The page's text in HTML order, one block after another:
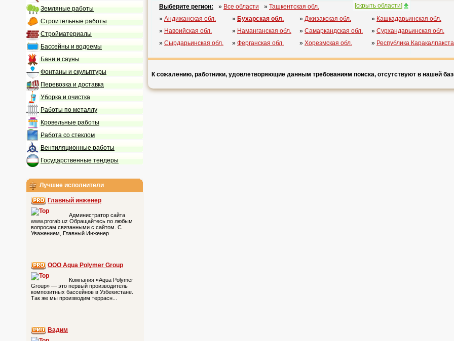
Земляные работы
Строительные работы
Стройматериалы
Бассейны и водоемы
Бани и сауны
Фонтаны и скульптуры
Перевозка и доставка
Уборка и очистка
Работы по металлу
Кровельные работы
Работа со стеклом
Вентиляционные работы
Государственные тендеры
Лучшие исполнители
Главный инженер
Администратор сайта
www.prorab.uz Обращайтесь по любым
вопросам связанными с сайтом. С
Уважением, Главный Инженер
ООО Aqua Polymer Group
Компания «Aqua Polymer
Group» — это первый производитель
композитных бассейнов в Узбекистане.
Так же мы производим террасн...
Вадим
[скрыть области]
Выберите регион: » Все области » Ташкентская обл.
» Андижанская обл. » Бухарская обл. » Джизакская обл. » Кашкадарьинская обл.
» Навоийская обл. » Наманганская обл. » Самаркандская обл. » Сурхандарьинская обл.
» Сырдарьинская обл. » Ферганская обл. » Хорезмская обл. » Республика
К сожалению, работники, удовлетворяющие данным требованиям поиска, отсутствуют в нашей